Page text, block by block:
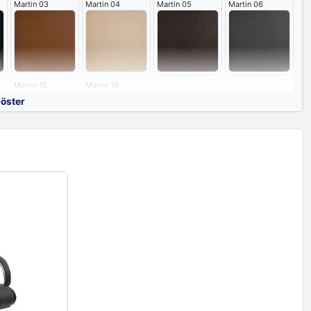
Ayak olarak misafir koltuklarında kullanılan bir model olan U
Martin 03 Martin 04 Martin 05 Martin 06
Martin 15 Martin 16